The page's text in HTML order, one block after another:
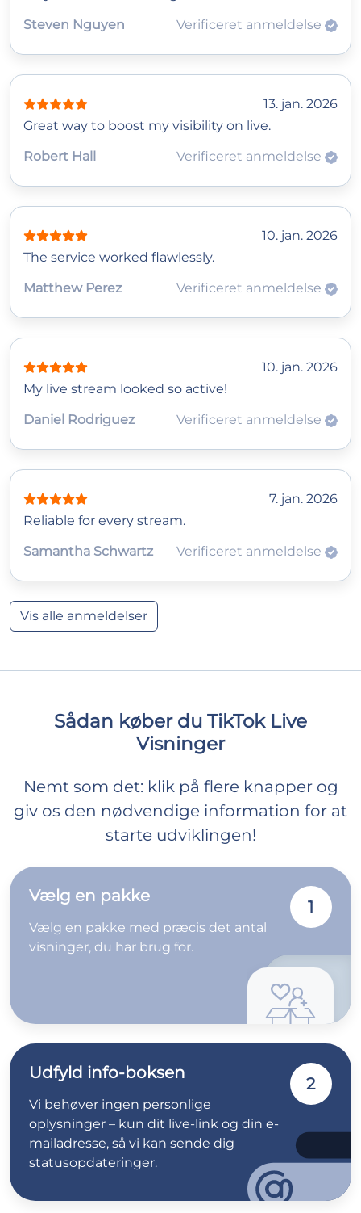
Steven Nguyen
Verificeret anmeldelse
13. jan. 2026
Great way to boost my visibility on live.
Robert Hall
Verificeret anmeldelse
10. jan. 2026
The service worked flawlessly.
Matthew Perez
Verificeret anmeldelse
10. jan. 2026
My live stream looked so active!
Daniel Rodriguez
Verificeret anmeldelse
7. jan. 2026
Reliable for every stream.
Samantha Schwartz
Verificeret anmeldelse
Vis alle anmeldelser
Sådan køber du TikTok Live
Visninger
Nemt som det: klik på flere knapper og
giv os den nødvendige information for at
starte udviklingen!
Vælg en pakke
Vælg en pakke med præcis det antal
visninger, du har brug for.
1
Udfyld info-boksen
Vi behøver ingen personlige
oplysninger – kun dit live-link og din e-
mailadresse, så vi kan sende dig
statusopdateringer.
2